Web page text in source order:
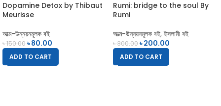
Dopamine Detox by Thibaut
Meurisse
আত্ম-উন্নয়নমূলক বই
৳150.00৳80.00
ADD TO CART
Rumi: bridge to the soul By
Rumi
আত্ম-উন্নয়নমূলক বই, ইসলামী বই
৳300.00৳200.00
ADD TO CART